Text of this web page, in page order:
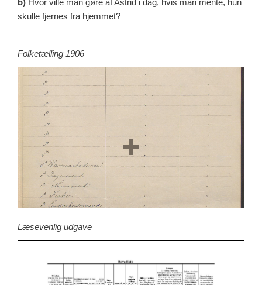
b) Hvor ville man gøre af Astrid i dag, hvis man mente, hun
skulle fjernes fra hjemmet?
Folketælling 1906
Læsevenlig udgave